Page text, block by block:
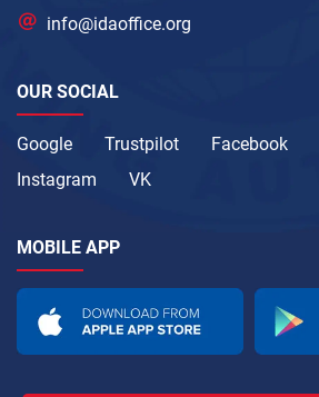
info@idaoffice.org
OUR SOCIAL
Google Trustpilot Facebook
Instagram
VK
MOBILE APP